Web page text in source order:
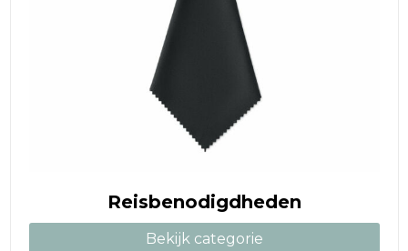
Reisbenodigdheden
Bekijk categorie